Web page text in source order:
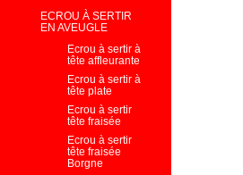
ECROU À SERTIR
EN AVEUGLE
Ecrou à sertir à
tête affleurante
Ecrou à sertir à
tête plate
Ecrou à sertir
tête fraisée
Ecrou à sertir
tête fraisée
Borgne